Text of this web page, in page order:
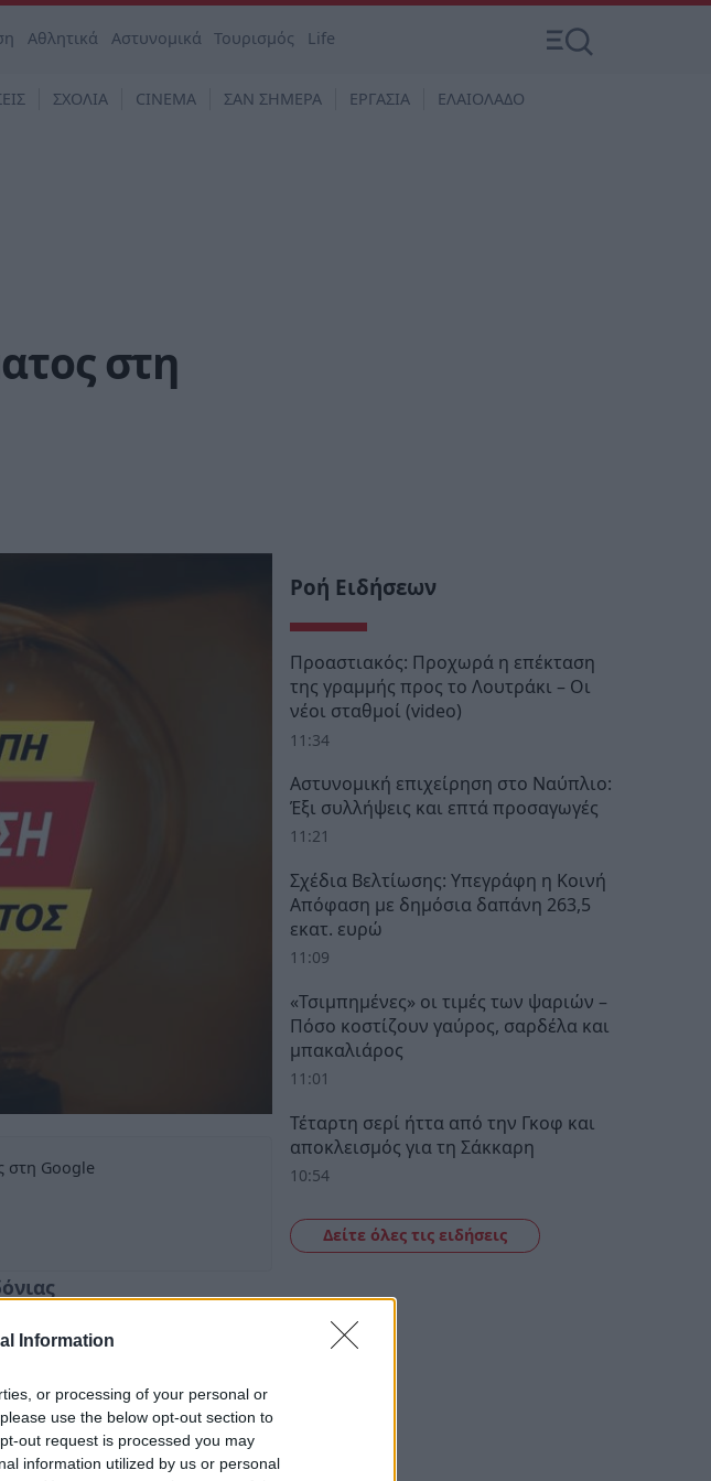
Information
or processing of your personal or
use the below opt-out section to
out request is processed you may
information utilized by us or personal
Αθλητικά Αστυνομικά Τουρισμός Life
ΣΧΟΛΙΑ CINEMA ΣΑΝ ΣΗΜΕΡΑ ΕΡΓΑΣΙΑ ΕΛΑΙΟΛΑΔΟ
στη
στη Google
γενική
Ροή Ειδήσεων
Προαστιακός: Προχωρά η επέκταση
της γραμμής προς το Λουτράκι – Οι
νέοι σταθμοί (video)
11:34
Αστυνομική επιχείρηση στο Ναύπλιο:
Έξι συλλήψεις και επτά προσαγωγές
11:21
Σχέδια Βελτίωσης: Υπεγράφη η Κοινή
Απόφαση με δημόσια δαπάνη 263,5
εκατ. ευρώ
11:09
«Τσιμπημένες» οι τιμές των ψαριών –
Πόσο κοστίζουν γαύρος, σαρδέλα και
μπακαλιάρος
11:01
Τέταρτη σερί ήττα από την Γκοφ και
αποκλεισμός για τη Σάκκαρη
10:54
Δείτε όλες τις ειδήσεις